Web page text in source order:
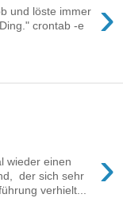
›
und löste immer
crontab -e
›
wieder einen
der sich sehr
verhielt...